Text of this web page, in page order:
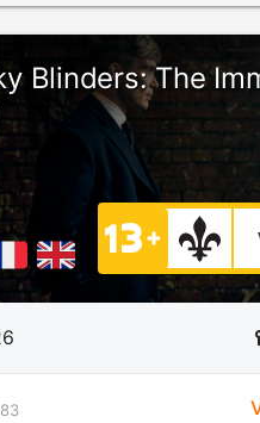
Blinders: The